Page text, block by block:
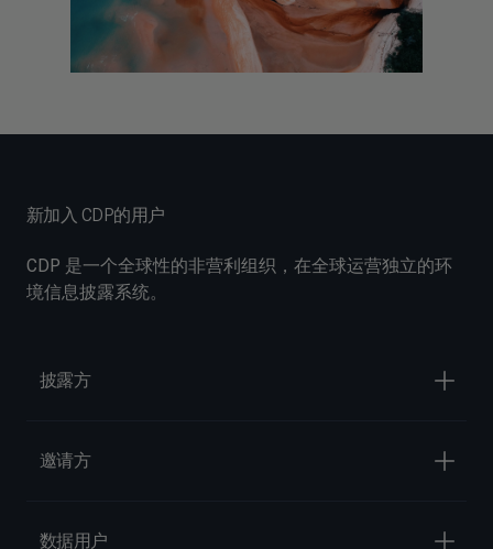
新加入 CDP的用户
CDP 是一个全球性的非营利组织，在全球运营独立的环
境信息披露系统。
披露方
邀请方
数据用户